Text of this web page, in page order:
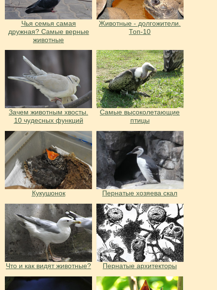
Чья семья самая
дружная? Самые верные
животные
Животные - долгожители.
Топ-10
Зачем животным хвосты.
10 чудесных функций
Самые высоколетающие
птицы
Кукушонок Пернатые хозяева скал
Что и как видят животные? Пернатые архитекторы